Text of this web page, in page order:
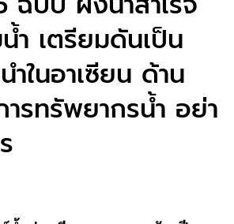
ำ เตรียมดันเป็น
ในอาเซียน ด้าน
รทรัพยากรน้ำ อย่า